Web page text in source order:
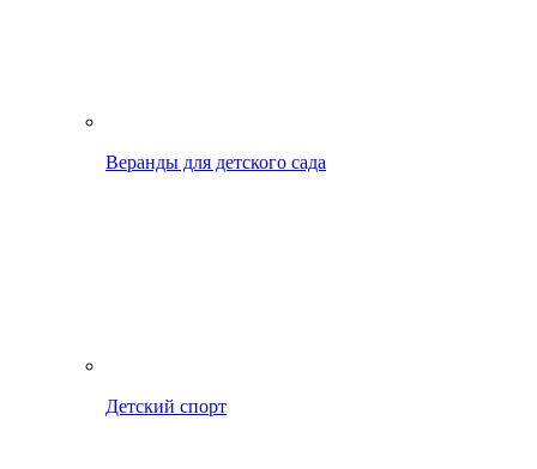
Веранды для детского сада
Детский спорт